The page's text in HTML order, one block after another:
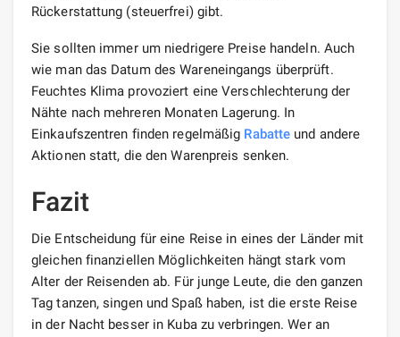
Rückerstattung (steuerfrei) gibt.
Sie sollten immer um niedrigere Preise handeln. Auch
wie man das Datum des Wareneingangs überprüft.
Feuchtes Klima provoziert eine Verschlechterung der
Nähte nach mehreren Monaten Lagerung. In
Einkaufszentren finden regelmäßig Rabatte und andere
Aktionen statt, die den Warenpreis senken.
Fazit
Die Entscheidung für eine Reise in eines der Länder mit
gleichen finanziellen Möglichkeiten hängt stark vom
Alter der Reisenden ab. Für junge Leute, die den ganzen
Tag tanzen, singen und Spaß haben, ist die erste Reise
in der Nacht besser in Kuba zu verbringen. Wer an